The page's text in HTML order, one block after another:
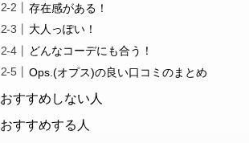
存在感がある！
大人っぽい！
どんなコーデにも合う！
Ops.(オプス)の良い口コミのまとめ
おすすめしない人
おすすめする人